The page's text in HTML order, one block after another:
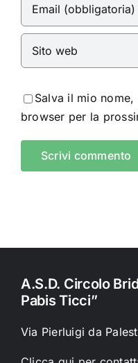
Salva il mio
browser per la
A.S.D. Circolo
Pabis Ticci”
Via Pierluigi da